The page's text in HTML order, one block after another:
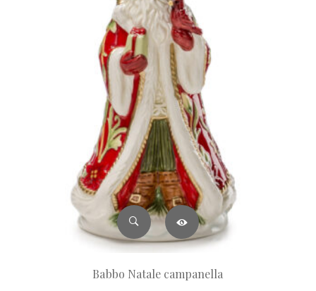
Babbo Natale campanella